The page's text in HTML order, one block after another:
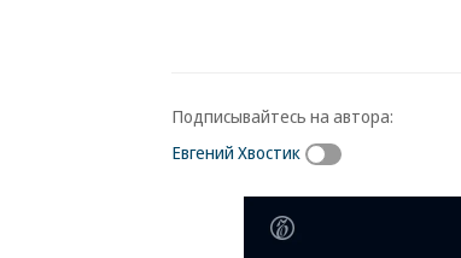
Подписывайтесь на автора:
Евгений Хвостик